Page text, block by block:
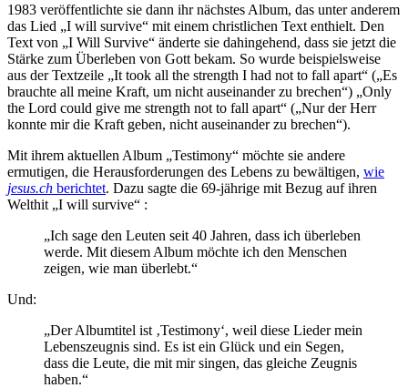
1983 veröffentlichte sie dann ihr nächstes Album, das unter anderem
das Lied „I will survive“ mit einem christlichen Text enthielt. Den
Text von „I Will Survive“ änderte sie dahingehend, dass sie jetzt die
Stärke zum Überleben von Gott bekam. So wurde beispielsweise
aus der Textzeile „It took all the strength I had not to fall apart“ („Es
brauchte all meine Kraft, um nicht auseinander zu brechen“) „Only
the Lord could give me strength not to fall apart“ („Nur der Herr
konnte mir die Kraft geben, nicht auseinander zu brechen“).
Mit ihrem aktuellen Album „Testimony“ möchte sie andere
ermutigen, die Herausforderungen des Lebens zu bewältigen, wie
jesus.ch berichtet. Dazu sagte die 69-jährige mit Bezug auf ihren
Welthit „I will survive“ :
„Ich sage den Leuten seit 40 Jahren, dass ich überleben
werde. Mit diesem Album möchte ich den Menschen
zeigen, wie man überlebt.“
Und:
„Der Albumtitel ist ‚Testimony‘, weil diese Lieder mein
Lebenszeugnis sind. Es ist ein Glück und ein Segen,
dass die Leute, die mit mir singen, das gleiche Zeugnis
haben.“